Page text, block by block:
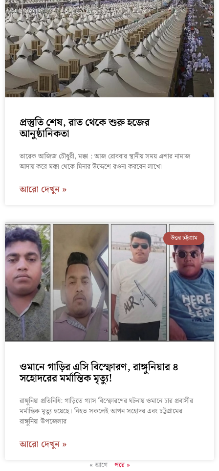
প্রস্তুতি শেষ, রাত থেকে শুরু হজের
আনুষ্ঠানিকতা
তারেক আজিজ চৌধুরী, মক্কা : আজ রোববার স্থানীয় সময় এশার নামাজ
আদায় করে মক্কা থেকে মিনার উদ্দেশে রওনা করবেন লাখো
আরো দেখুন »
উত্তর চট্টগ্রাম
ওমানে গাড়ির এসি বিস্ফোরণ, রাঙ্গুনিয়ার ৪
সহোদরের মর্মান্তিক মৃত্যু!
রাঙ্গুনিয়া প্রতিনিধি: গাড়িতে গ্যাস বিস্ফোরণের ঘটনায় ওমানে চার প্রবাসীর
মর্মান্তিক মৃত্যু হয়েছে। নিহত সকলেই আপন সহোদর এবং চট্টগ্রামের
রাঙ্গুনিয়া উপজেলার
আরো দেখুন »
« আগে পরে »